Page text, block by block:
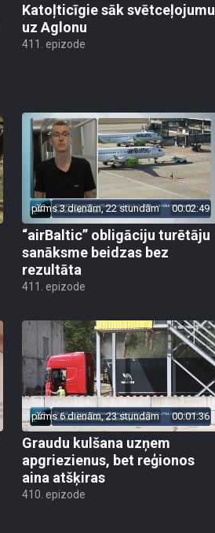
Katoļticīgie sāk svētceļojumu
uz Aglonu
411. epizode
pirms 3 dienām, 22 stundām 00:02:49
“airBaltic” obligāciju turētāju
sanāksme beidzas bez
rezultāta
411. epizode
pirms 6 dienām, 23 stundām 00:01:36
Graudu kulšana uzņem
apgriezienus, bet reģionos
aina atšķiras
410. epizode